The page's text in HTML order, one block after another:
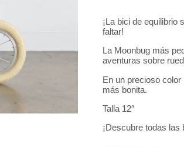
¡La bici de equilibrio
faltar!
La Moonbug más
aventuras sobre
En un precioso
más bonita.
Talla 12″
¡Descubre todas